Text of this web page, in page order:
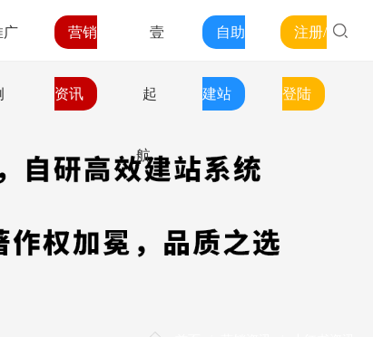
广 营销
资讯
壹
起
航
自助
建站
注册/
登陆